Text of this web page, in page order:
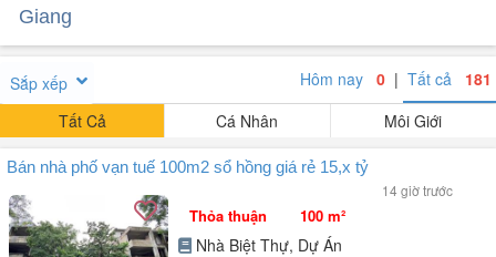
Giang
Sắp xếp Hôm nay 0 | Tất cả 181
Tất Cả
Cá Nhân Môi Giới
Bán nhà phố vạn tuế 100m2 sổ hồng giá rẻ 15,x tỷ
14 giờ trước
Thỏa thuận 100 m²
Nhà Biệt Thự, Dự Án